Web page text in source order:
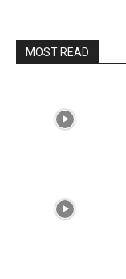
MOST READ